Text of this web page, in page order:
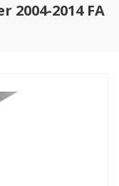
2014 FA